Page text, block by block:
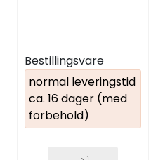
Bestillingsvare
normal leveringstid
ca. 16 dager (med
forbehold)